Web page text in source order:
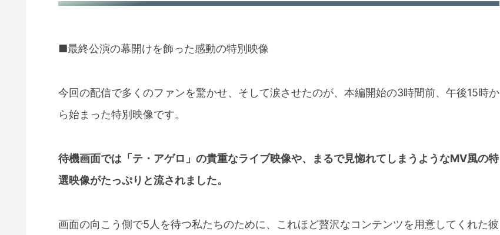
■最終公演の幕開けを飾った感動の特別映像
今回の配信で多くのファンを驚かせ、そして涙させたのが、本編開始の3時間前、午後15時か
ら始まった特別映像です。
待機画面では「テ・アゲロ」の貴重なライブ映像や、まるで見惚れてしまうようなMV風の特
選映像がたっぷりと流されました。
画面の向こう側で5人を待つ私たちのために、これほど贅沢なコンテンツを用意してくれた彼